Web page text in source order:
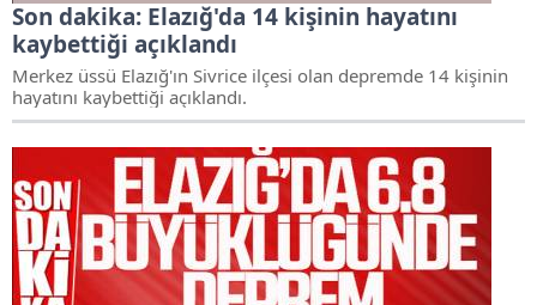
Son dakika: Elazığ'da 14 kişinin hayatını
kaybettiği açıklandı
Merkez üssü Elazığ'ın Sivrice ilçesi olan depremde 14 kişinin
hayatını kaybettiği açıklandı.